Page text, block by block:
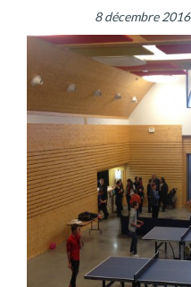
8 décembre 2016